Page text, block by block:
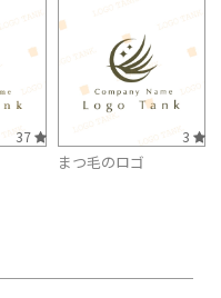
37 3
まつ毛のロゴ